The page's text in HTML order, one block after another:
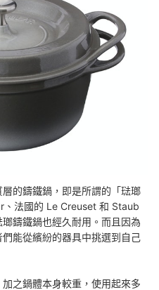
的鑄鐵鍋，即是所謂的「琺瑯
、法國的 Le Creuset 和 Staub
鑄鐵鍋也經久耐用。而且因為
能從繽紛的器具中挑選到自己
之鍋體本身較重，使用起來多